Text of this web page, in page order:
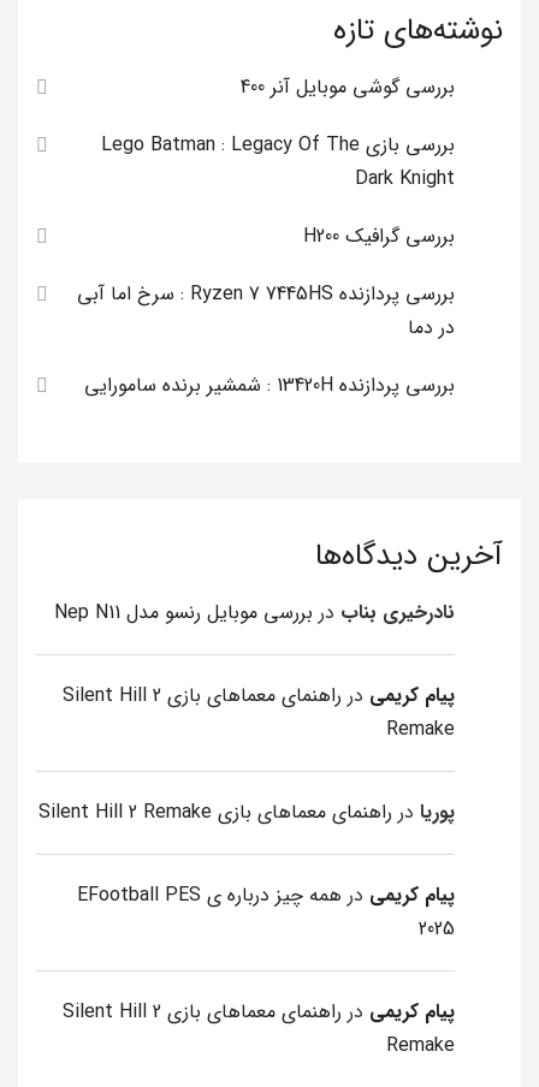
نوشته‌های تازه
بررسی گوشی موبایل آنر 400
بررسی بازی Lego Batman : Legacy Of The
Dark Knight
بررسی گرافیک H200
بررسی پردازنده Ryzen 7 7445HS : سرخ اما آبی
در دما
بررسی پردازنده 13420H : شمشیر برنده سامورایی
آخرین دیدگاه‌ها
نادرخیری بناب در بررسی موبایل رنسو مدل Nep N11
پیام کریمی در
راهنمای معماهای بازی Silent Hill 2
Remake
پوریا در راهنمای معماهای بازی Silent Hill 2 Remake
پیام کریمی در
همه چیز درباره ی EFootball PES
2025
پیام کریمی در
راهنمای معماهای بازی Silent Hill 2
Remake